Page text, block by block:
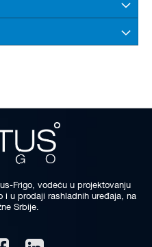
Frigo, vodeću u projektovanju
i u prodaji rashladnih uređaja, na
Srbije.